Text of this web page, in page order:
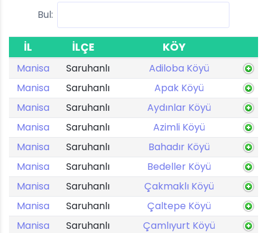
Bul:
İL İLÇE KÖY
Manisa Saruhanlı
Adiloba Köyü
Manisa
Saruhanlı
Apak Köyü
Manisa
Saruhanlı
Aydınlar Köyü
Manisa
Saruhanlı
Azimli Köyü
Manisa
Saruhanlı
Bahadır Köyü
Manisa
Saruhanlı
Bedeller Köyü
Manisa
Saruhanlı
Çakmaklı Köyü
Manisa
Saruhanlı
Çaltepe Köyü
Manisa
Saruhanlı
Çamlıyurt Köyü